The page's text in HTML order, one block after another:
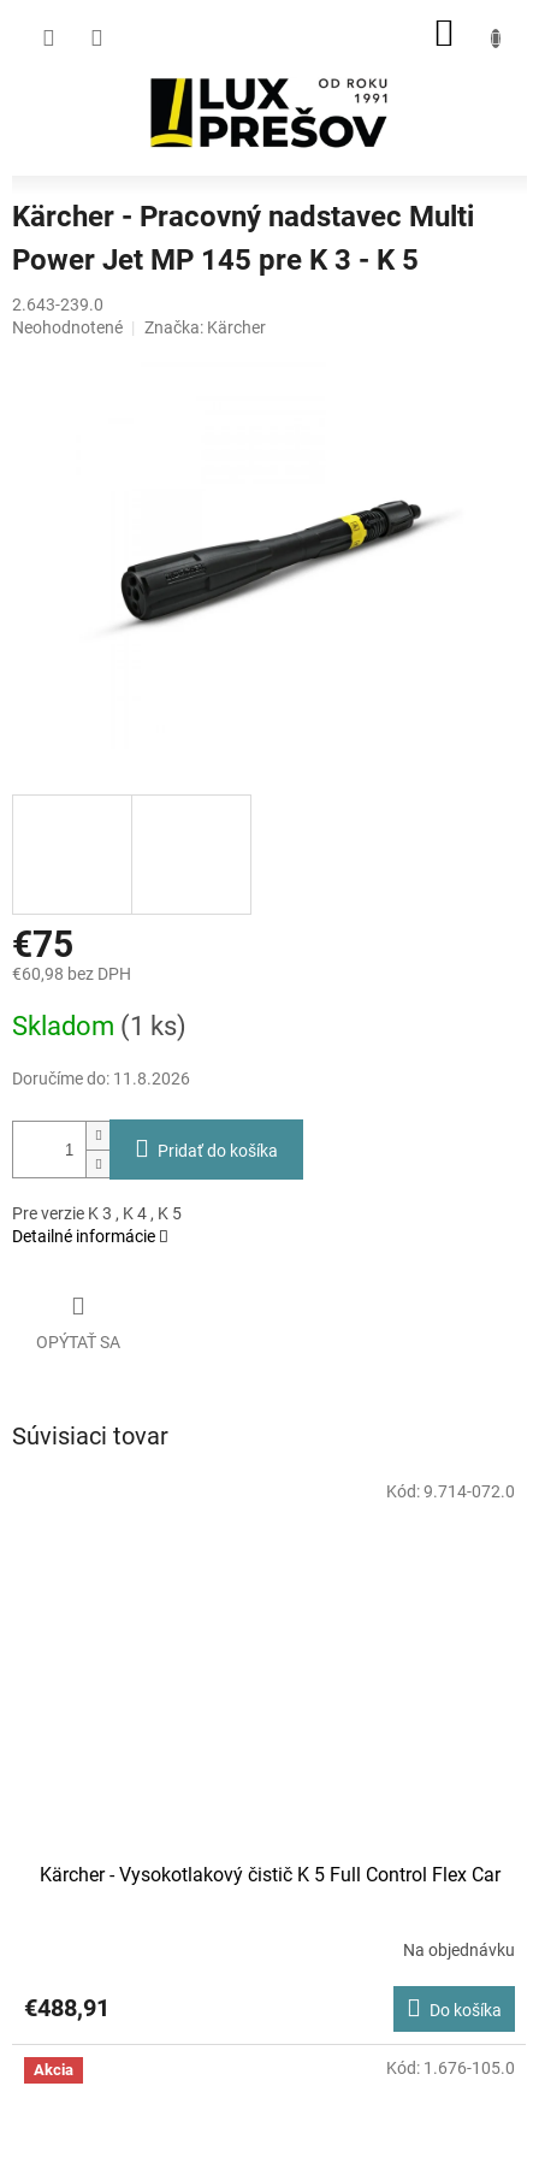
Kärcher - Pracovný nadstavec Multi
Power Jet MP 145 pre K 3 - K 5
2.643-239.0
Priemerné
Neohodnotené Značka: Kärcher
€75
€60,98 bez DPH
cena:
Skladom (1 ks)
Doručíme do: 11.8.2026
Pridať do košíka
Pre verzie K 3 , K 4 , K 5
Detailné informácie
OPÝTAŤ SA
Súvisiaci tovar
Kärcher - Vysokotlakový čistič K 5 Full Control Flex Car
Na objednávku
€488,91 Do košíka
Kód:9.714-072.0
Akcia Kód: 1.676-105.0